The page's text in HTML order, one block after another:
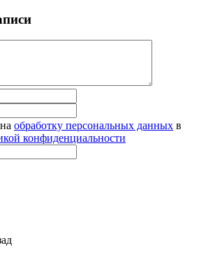
обработку персональных данных в
конфиденциальности